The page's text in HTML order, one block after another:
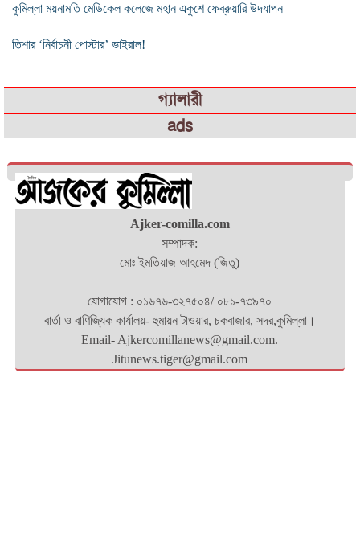
কুমিল্লা ময়নামতি মেডিকেল কলেজে মহান একুশে ফেব্রুয়ারি উদযাপন
তিশার ‘নির্বাচনী পোস্টার’ ভাইরাল!
গ্যালারী
ads
Ajker-comilla.com
সম্পাদক:
মোঃ ইমতিয়াজ আহমেদ (জিতু)
যোগাযোগ : ০১৬৭৬-৩২৭৫০৪/ ০৮১-৭৩৯৭০
বার্তা ও বাণিজ্যিক কার্যালয়- হুমায়ন টাওয়ার, চকবাজার, সদর,কুমিল্লা।
Email- Ajkercomillanews@gmail.com.
Jitunews.tiger@gmail.com